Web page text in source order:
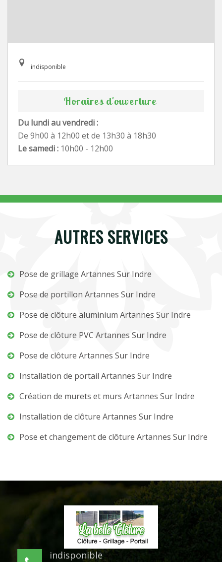
indisponible
Horaires d'ouverture
Du lundi au vendredi :
De 9h00 à 12h00 et de 13h30 à 18h30
Le samedi : 10h00 - 12h00
AUTRES SERVICES
Pose de grillage Artannes Sur Indre
Pose de portillon Artannes Sur Indre
Pose de clôture aluminium Artannes Sur Indre
Pose de clôture PVC Artannes Sur Indre
Pose de clôture Artannes Sur Indre
Installation de portail Artannes Sur Indre
Création de murets et murs Artannes Sur Indre
Installation de clôture Artannes Sur Indre
Pose et changement de clôture Artannes Sur Indre
indisponible